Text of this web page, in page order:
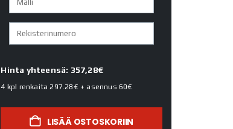
Hinta yhteensä: 357,28€
4 kpl renkaita297.28€+ asennus60€
LISÄÄ OSTOSKORIIN